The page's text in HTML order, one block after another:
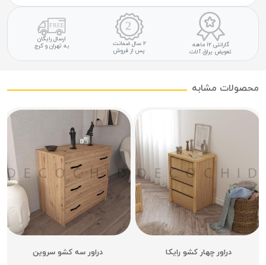
گارانتی ۱۲ ماهه
تعویض یراق آلات
۲ سال ضمانت
پس از فروش
ارسال رایگان
به تهران و کرج
محصولات مشابه
دراور چهار کشو رایکا دراور سه کشو سروین